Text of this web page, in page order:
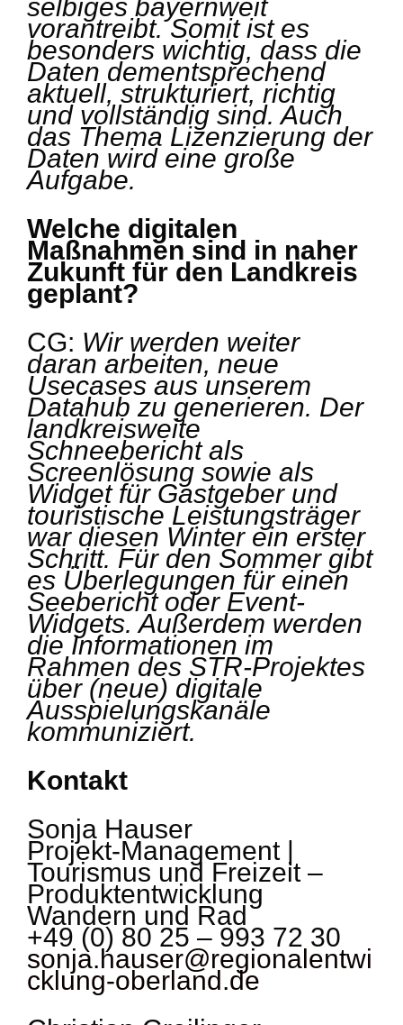
selbiges bayernweit
vorantreibt. Somit ist es
besonders wichtig, dass die
Daten dementsprechend
aktuell, strukturiert, richtig
und vollständig sind. Auch
das Thema Lizenzierung der
Daten wird eine große
Aufgabe.
Welche digitalen
Maßnahmen sind in naher
Zukunft für den Landkreis
geplant?
CG: Wir werden weiter
daran arbeiten, neue
Usecases aus unserem
Datahub zu generieren. Der
landkreisweite
Schneebericht als
Screenlösung sowie als
Widget für Gastgeber und
touristische Leistungsträger
war diesen Winter ein erster
Schritt. Für den Sommer gibt
es Überlegungen für einen
Seebericht oder Event-
Widgets. Außerdem werden
die Informationen im
Rahmen des STR-Projektes
über (neue) digitale
Ausspielungskanäle
kommuniziert.
Kontakt
Sonja Hauser
Projekt-Management |
Tourismus und Freizeit –
Produktentwicklung
Wandern und Rad
+49 (0) 80 25 – 993 72 30
sonja.hauser@regionalentwi
cklung-oberland.de